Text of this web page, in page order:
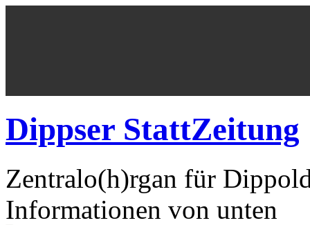
Dippser StattZeitung
Zentralo(h)rgan für
Informationen von unten